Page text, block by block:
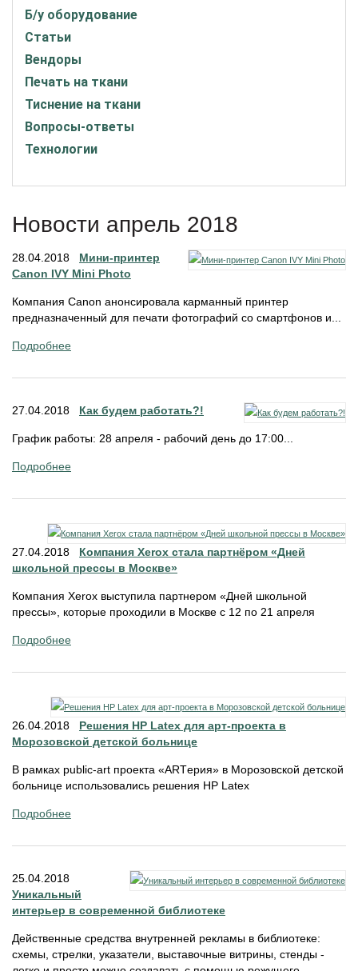
Б/у оборудование
Статьи
Вендоры
Печать на ткани
Тиснение на ткани
Вопросы-ответы
Технологии
Новости апрель 2018
28.04.2018 Мини-принтер
Canon IVY Mini Photo
Компания Canon анонсировала карманный принтер
предназначенный для печати фотографий со смартфонов и...
Подробнее
27.04.2018 Как будем работать?!
График работы : 28 апреля - рабочий день до 17:00...
Подробнее
27.04.2018 Компания Xerox стала партнёром «Дней
школьной прессы в Москве»
Компания Xerox выступила партнером «Дней школьной
прессы», которые проходили в Москве с 12 по 21 апреля
Подробнее
26.04.2018 Решения HP Latex для арт-проекта в
Морозовской детской больнице
В рамках public-art проекта «ARTерия» в Морозовской детской
больнице использовались решения HP Latex
Подробнее
25.04.2018
Уникальный
интерьер в современной библиотеке
Действенные средства внутренней рекламы в библиотеке:
схемы, стрелки, указатели, выставочные витрины, стенды -